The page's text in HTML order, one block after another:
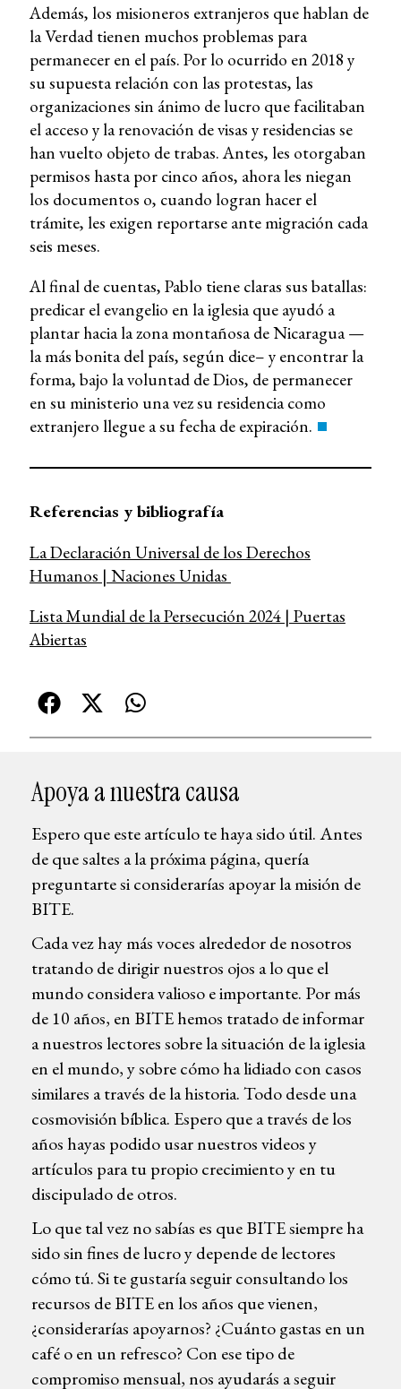
Además, los misioneros extranjeros que hablan de
la Verdad tienen muchos problemas para
permanecer en el país. Por lo ocurrido en 2018 y
su supuesta relación con las protestas, las
organizaciones sin ánimo de lucro que facilitaban
el acceso y la renovación de visas y residencias se
han vuelto objeto de trabas. Antes, les otorgaban
permisos hasta por cinco años, ahora les niegan
los documentos o, cuando logran hacer el
trámite, les exigen reportarse ante migración cada
seis meses.
Al final de cuentas, Pablo tiene claras sus batallas:
predicar el evangelio en la iglesia que ayudó a
plantar hacia la zona montañosa de Nicaragua —
la más bonita del país, según dice– y encontrar la
forma, bajo la voluntad de Dios, de permanecer
en su ministerio una vez su residencia como
extranjero llegue a su fecha de expiración.
Referencias y bibliografía
La Declaración Universal de los Derechos
Humanos | Naciones Unidas
Lista Mundial de la Persecución 2024 | Puertas
Abiertas
Apoya a nuestra causa
Espero que este artículo te haya sido útil. Antes
de que saltes a la próxima página, quería
preguntarte si considerarías apoyar la misión de
BITE.
Cada vez hay más voces alrededor de nosotros
tratando de dirigir nuestros ojos a lo que el
mundo considera valioso e importante. Por más
de 10 años, en BITE hemos tratado de informar
a nuestros lectores sobre la situación de la iglesia
en el mundo, y sobre cómo ha lidiado con casos
similares a través de la historia. Todo desde una
cosmovisión bíblica. Espero que a través de los
años hayas podido usar nuestros videos y
artículos para tu propio crecimiento y en tu
discipulado de otros.
Lo que tal vez no sabías es que BITE siempre ha
sido sin fines de lucro y depende de lectores
cómo tú. Si te gustaría seguir consultando los
recursos de BITE en los años que vienen,
¿considerarías apoyarnos? ¿Cuánto gastas en un
café o en un refresco? Con ese tipo de
compromiso mensual, nos ayudarás a seguir